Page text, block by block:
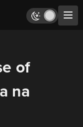
of
na